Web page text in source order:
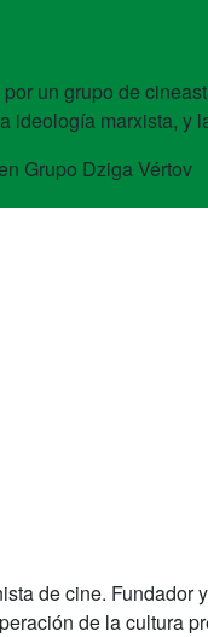
un grupo de
ideología marxista, y
Grupo Dziga Vértov
de cine.
de la cultura